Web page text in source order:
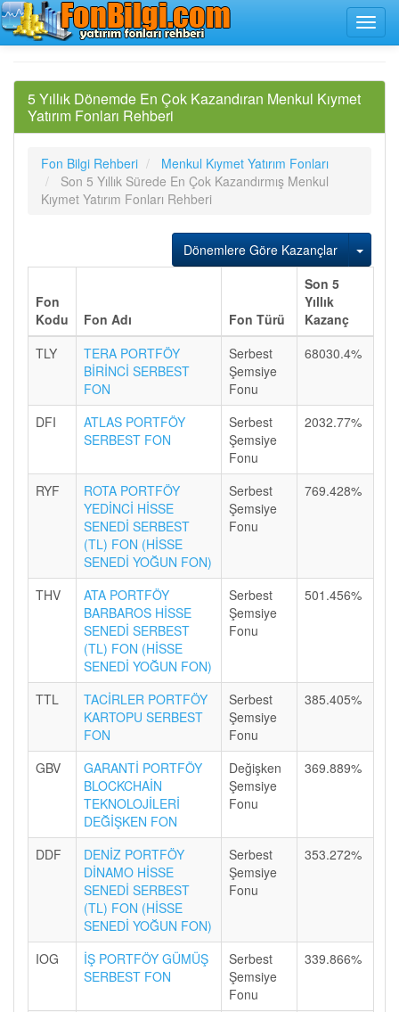
5 Yıllık Dönemde En Çok Kazandıran Menkul Kıymet
Yatırım Fonları Rehberi
Fon Bilgi Rehberi
Menkul Kıymet Yatırım Fonları
Son 5 Yıllık Sürede En Çok Kazandırmış Menkul
Kıymet Yatırım Fonları Rehberi
Dönemlere Göre Kazançlar
Fon
Kodu
Fon Adı Fon Türü
Son 5
Yıllık
Kazanç
TLY
TERA PORTFÖY
BİRİNCİ SERBEST
FON
Serbest
Şemsiye
Fonu
68030.4%
DFI
ATLAS PORTFÖY
SERBEST FON
Serbest
Şemsiye
Fonu
2032.77%
RYF
ROTA PORTFÖY
YEDİNCİ HİSSE
SENEDİ SERBEST
(TL) FON (HİSSE
SENEDİ YOĞUN FON)
Serbest
Şemsiye
Fonu
769.428%
THV
ATA PORTFÖY
BARBAROS HİSSE
SENEDİ SERBEST
(TL) FON (HİSSE
SENEDİ YOĞUN FON)
Serbest
Şemsiye
Fonu
501.456%
TTL
TACİRLER PORTFÖY
KARTOPU SERBEST
FON
Serbest
Şemsiye
Fonu
385.405%
GBV
GARANTİ PORTFÖY
BLOCKCHAİN
TEKNOLOJİLERİ
DEĞİŞKEN FON
Değişken
Şemsiye
Fonu
369.889%
DDF
DENİZ PORTFÖY
DİNAMO HİSSE
SENEDİ SERBEST
(TL) FON (HİSSE
SENEDİ YOĞUN FON)
Serbest
Şemsiye
Fonu
353.272%
IOG
İŞ PORTFÖY GÜMÜŞ
SERBEST FON
Serbest
Şemsiye
Fonu
339.866%